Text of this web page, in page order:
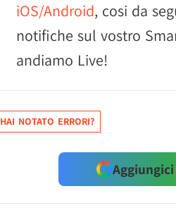
iOS/Android, cosi da
notifiche sul vostro
andiamo Live!
HAI NOTATO ERRORI?